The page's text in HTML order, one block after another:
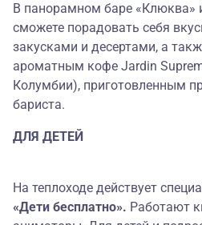
В панорамном баре «Клюква»
сможете порадовать себя
закусками и десертами, а
ароматным кофе Jardin
Колумбии), приготовленным
бариста.
ДЛЯ ДЕТЕЙ
На теплоходе действует
«Дети бесплатно». Работают